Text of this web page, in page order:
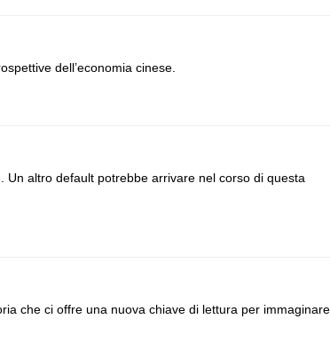
dell’economia cinese.
Un altro default potrebbe arrivare nel corso di questa
che ci offre una nuova chiave di lettura per immaginare